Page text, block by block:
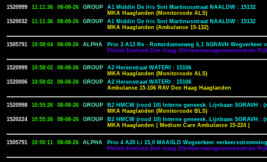
1520999 11:11:36 08-08-26 GROUP
A1 Middin De Iris Sint Martinusstraat NAALDW : 15132
MKA Haaglanden (Monitorcode ALS)
1520032
11:11:36 08-08-26 GROUP
A1 Middin De Iris Sint Martinusstraat NAALDW : 15132
MKA Haaglanden (Ambulance 15-132)
1505791 10:58:04 08-08-26 ALPHA
Prio 3 A13 Re - Rotterdamseweg 6,1 SGRAVH
Politie Eenheid Den Haag (Verkeermanagementcentrale
1520999 10:58:02 08-08-26 GROUP
A2 Herenstraat WATERI : 15106
MKA Haaglanden (Monitorcode ALS)
1520006
10:58:02 08-08-26 GROUP
A2 Herenstraat WATERI : 15106
Ambulance 15-106 RAV Den Haag Haaglanden
1520998 10:55:26 08-08-26 GROUP
B2 HMCW (rood 10) Interne geneesk. Lijnbaan SGRAVH :
MKA Haaglanden (Monitorcode BLS)
1520224
10:55:26 08-08-26 GROUP
B2 HMCW (rood 10) Interne geneesk. Lijnbaan SGRAVH :
MKA Haaglanden ( Medium Care Ambulance 15-224 )
1505791 10:50:11 08-08-26 ALPHA
Prio 4 A20 Li 15,0 MAASLD Wegverkeer
Politie Eenheid Den Haag (Verkeermanagementcentrale